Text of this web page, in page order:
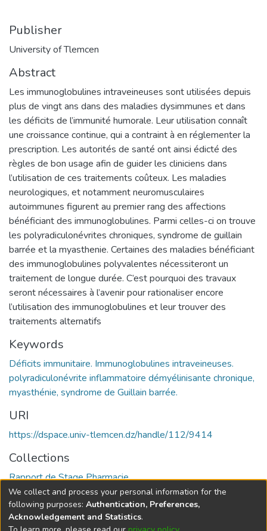
Publisher
University of Tlemcen
Abstract
Les immunoglobulines intraveineuses sont utilisées depuis
plus de vingt ans dans des maladies dysimmunes et dans
les déficits de l’immunité humorale. Leur utilisation connaît
une croissance continue, qui a contraint à en réglementer la
prescription. Les autorités de santé ont ainsi édicté des
règles de bon usage afin de guider les cliniciens dans
l’utilisation de ces traitements coûteux. Les maladies
neurologiques, et notamment neuromusculaires
autoimmunes figurent au premier rang des affections
bénéficiant des immunoglobulines. Parmi celles-ci on trouve
les polyradiculonévrites chroniques, syndrome de guillain
barrée et la myasthenie. Certaines des maladies bénéficiant
des immunoglobulines polyvalentes nécessiteront un
traitement de longue durée. C’est pourquoi des travaux
seront nécessaires à l’avenir pour rationaliser encore
l’utilisation des immunoglobulines et leur trouver des
traitements alternatifs
Keywords
Déficits immunitaire. Immunoglobulines intraveineuses.
polyradiculonévrite inflammatoire démyélinisante chronique,
myasthénie, syndrome de Guillain barrée.
URI
https://dspace.univ-tlemcen.dz/handle/112/9414
Collections
Rapport de Stage Pharmacie
Full item page
We collect and process your personal information for the
following purposes: Authentication, Preferences,
Acknowledgement and Statistics.